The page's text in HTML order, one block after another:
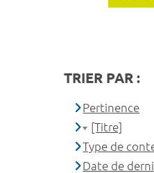
TRIER PAR :
Pertinence
[Titre]
Type de
Date de